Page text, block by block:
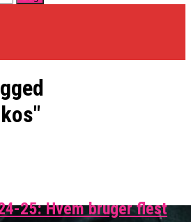
Gafler Dansker Hos Rabbits
25: Hvem bruger flest